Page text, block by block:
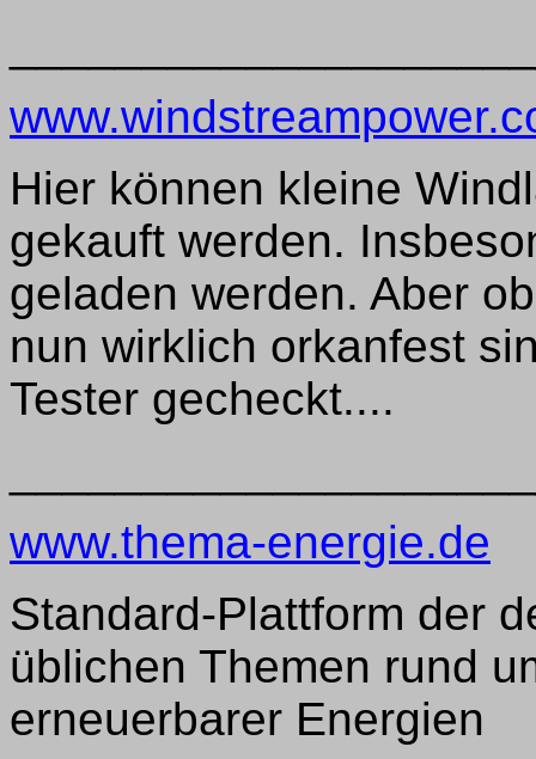
Hier können kleine
gekauft werden.
geladen werden. Aber
nun wirklich orkanfest
Tester gecheckt....
www.thema-energie.de
Standard-Plattform der
üblichen Themen rund
erneuerbarer Energien